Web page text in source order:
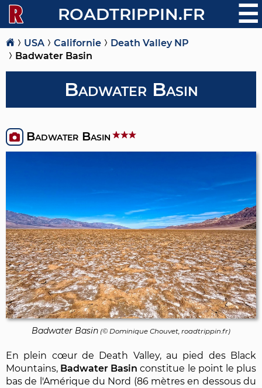
ROADTRIPPIN.FR ☰
USA Californie
Death Valley NP
Badwater Basin
Badwater Basin
Badwater Basin
Badwater Basin (© Dominique Chouvet, roadtrippin.fr)
En plein cœur de Death Valley, au pied des Black
Mountains, Badwater Basin constitue le point le plus
bas de l'Amérique du Nord (86 mètres en dessous du